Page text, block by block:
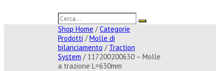
Shop Home /Categorie
Prodotti /Molle di
bilanciamento / Traction
System / 117200200630 – Molle
a trazione L=630mm